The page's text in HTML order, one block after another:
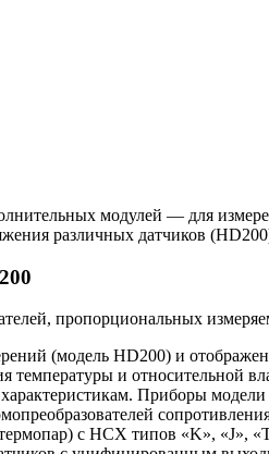
модулей — для
различных датчиков
пропорциональных
(модель HD200) и
температуры и относительной
Приборы
с НСХ типов «K», «J»,